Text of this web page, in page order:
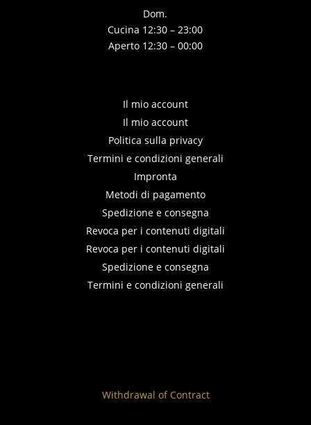
Dom.
Cucina 12:30 – 23:00
Aperto 12:30 – 00:00
Il mio account
Il mio account
Politica sulla privacy
Termini e condizioni generali
Impronta
Metodi di pagamento
Spedizione e consegna
Revoca per i contenuti digitali
Revoca per i contenuti digitali
Spedizione e consegna
Termini e condizioni generali
Withdrawal of Contract